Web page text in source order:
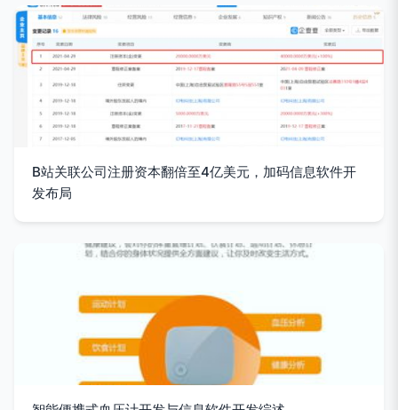
B站关联公司注册资本翻倍至4亿美元，加码信息软件开
发布局